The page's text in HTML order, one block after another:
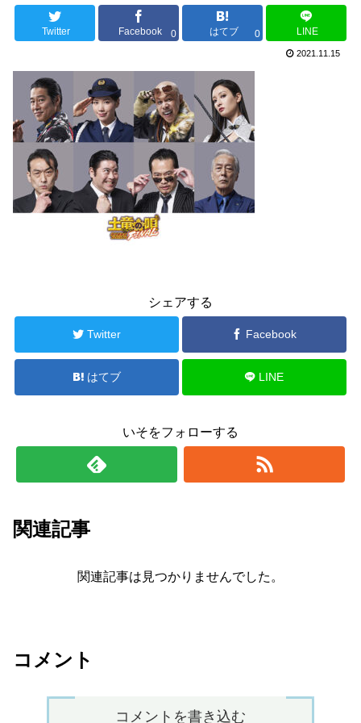
Twitter Facebook 0 はてブ 0 LINE
2021.11.15
シェアする
Twitter Facebook
はてブ LINE
いそをフォローする
関連記事
関連記事は見つかりませんでした。
コメント
コメントを書き込む